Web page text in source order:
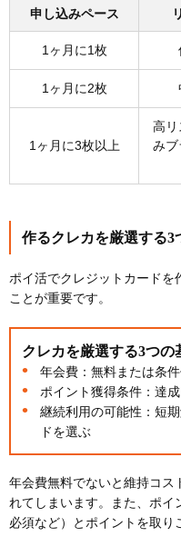
申し込みペース
1ヶ月に1枚
1ヶ月に2枚
1ヶ月に3枚以上
高リ
みブ
作るクレカを厳選する3
ポイ活でクレジットカードを
ことが重要です。
クレカを厳選する3つの
年会費：無料または条
ポイント獲得条件：達
継続利用の可能性：短
ドを選ぶ
年会費無料でないと維持コス
れてしまいます。また、ポイ
必須など）とポイントを取り